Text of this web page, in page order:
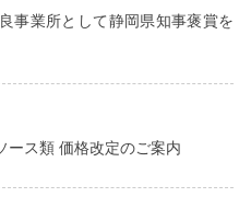
事業所として静岡県知事褒賞を
ース類 価格改定のご案内